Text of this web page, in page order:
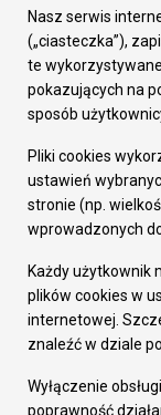
Załatw sprawę
Prezydent Miasta
Rada Miasta
Wydziały
Elektroniczna
Gospodarka
Fundusze
Środki krajowe
Oferty
Pozostałe
Deklaracja
Dane osobowe
Dodaj opinię o
Nasz serwis
(„ciasteczka”),
te
pokazujących na
sposób
Pliki cookies
ustawień
stronie (np.
wprowadzonych
Każdy użytkownik
plików cookies w
internetowej.
znaleźć w dziale
Wyłączenie
poprawność